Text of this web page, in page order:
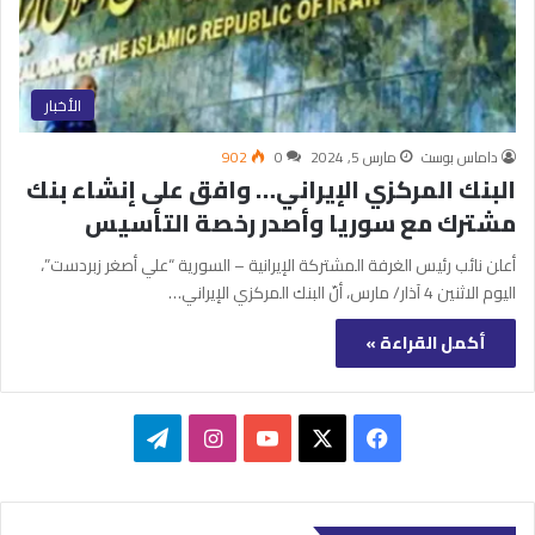
الأخبار
داماس بوست مارس 5, 2024 0
902
البنك المركزي الإيراني… وافق على إنشاء بنك
مشترك مع سوريا وأصدر رخصة التأسيس
أعلن نائب رئيس الغرفة المشتركة الإيرانية – السورية “علي أصغر زبردست”،
اليوم الاثنين 4 آذار/ مارس، أنّ البنك المركزي الإيراني…
أكمل القراءة »
فيسبوك ‫YouTubeانستقرامتيلقرام